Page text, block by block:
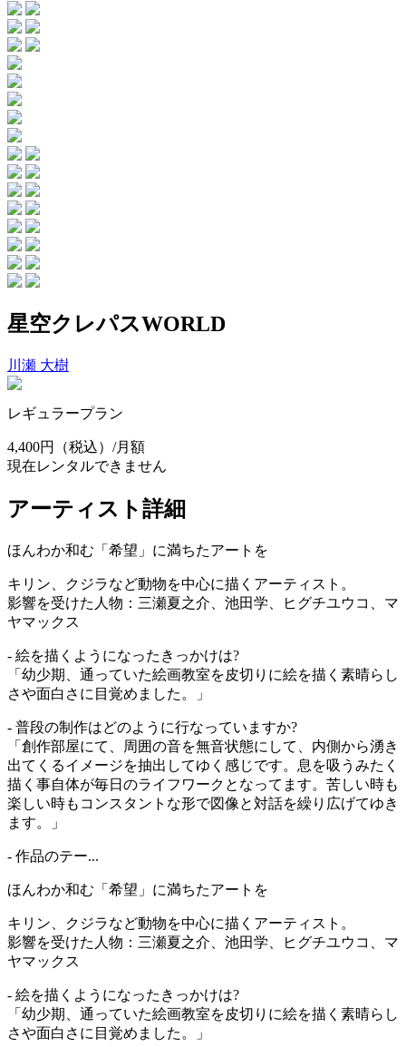
星空クレパスWORLD
川瀬 大樹
レギュラープラン
4,400円
（税込）/月額
現在レンタルできません
アーティスト詳細
ほんわか和む「希望」に満ちたアートを
キリン、クジラなど動物を中心に描くアーティスト。
影響を受けた人物：三瀬夏之介、池田学、ヒグチユウコ、マ
ヤマックス
- 絵を描くようになったきっかけは?
「幼少期、通っていた絵画教室を皮切りに絵を描く素晴らし
さや面白さに目覚めました。」
- 普段の制作はどのように行なっていますか?
「創作部屋にて、周囲の音を無音状態にして、内側から湧き
出てくるイメージを抽出してゆく感じです。息を吸うみたく
描く事自体が毎日のライフワークとなってます。苦しい時も
楽しい時もコンスタントな形で図像と対話を繰り広げてゆき
ます。」
- 作品のテー...
ほんわか和む「希望」に満ちたアートを
キリン、クジラなど動物を中心に描くアーティスト。
影響を受けた人物：三瀬夏之介、池田学、ヒグチユウコ、マ
ヤマックス
- 絵を描くようになったきっかけは?
「幼少期、通っていた絵画教室を皮切りに絵を描く素晴らし
さや面白さに目覚めました。」